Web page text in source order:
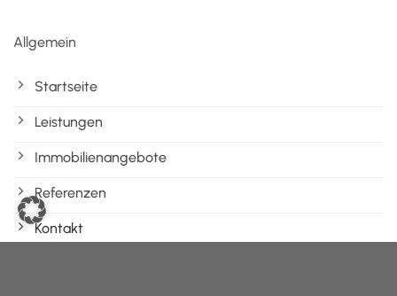
Allgemein
Startseite
Leistungen
Immobilienangebote
Referenzen
Kontakt